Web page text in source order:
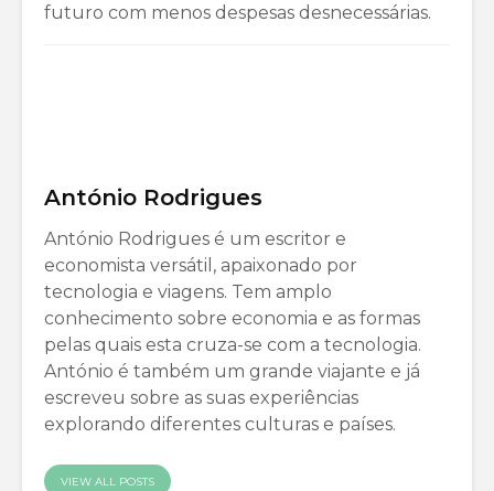
futuro com menos despesas desnecessárias.
António Rodrigues
António Rodrigues é um escritor e
economista versátil, apaixonado por
tecnologia e viagens. Tem amplo
conhecimento sobre economia e as formas
pelas quais esta cruza-se com a tecnologia.
António é também um grande viajante e já
escreveu sobre as suas experiências
explorando diferentes culturas e países.
VIEW ALL POSTS